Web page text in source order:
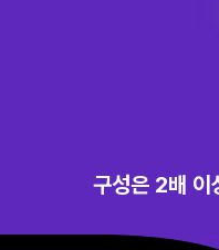
구성은 2배 이